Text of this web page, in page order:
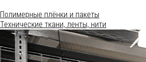
Полимерные плёнки и пакеты
Технические ткани, ленты, нити